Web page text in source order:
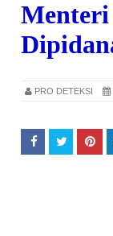
Menteri
PRO DETEKSI